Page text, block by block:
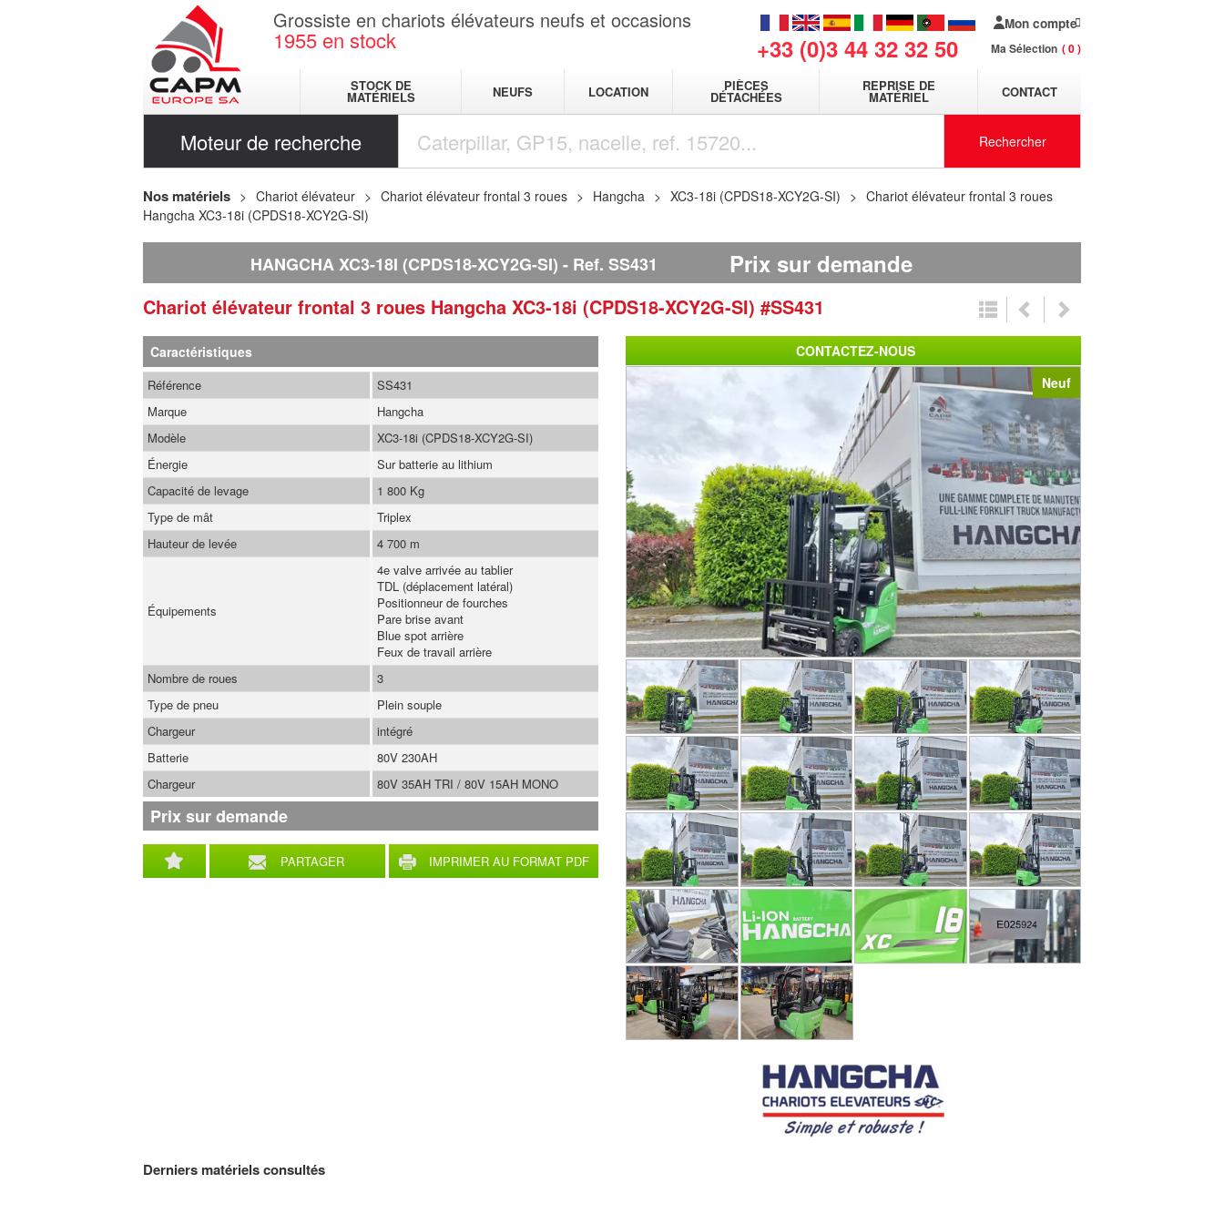
Grossiste en chariots élévateurs neufs et occasions
1955 en stock +33 (0)3 44 32 32 50
Mon compte
Ma Sélection 0
STOCK DE
MATÉRIELS NEUFS LOCATION PIÈCES
DÉTACHÉES
REPRISE DE
MATÉRIEL CONTACT
Moteur de recherche Rechercher
Nos matériels Chariot élévateur Chariot élévateur frontal 3 roues Hangcha XC3-18i (CPDS18-XCY2G-SI)
Chariot élévateur frontal 3 roues
Hangcha XC3-18i (CPDS18-XCY2G-SI)
HANGCHA XC3-18I (CPDS18-XCY2G-SI) Ref. SS431 Prix sur demande
Chariot élévateur frontal 3 roues Hangcha XC3-18i (CPDS18-XCY2G-SI) #SS431
Neuf
Caractéristiques
PARTAGER IMPRIMER AU FORMAT PDF
Référence
SS431
Marque
Hangcha
Modèle
XC3-18i (CPDS18-XCY2G-SI)
Énergie
Sur batterie au lithium
Capacité de levage
1 800 Kg
Type de mât
Triplex
Hauteur de levée
4 700 m
Équipements
4e valve arrivée au tablier
TDL (déplacement latéral)
Positionneur de fourches
Pare brise avant
Blue spot arrière
Feux de travail arrière
Nombre de roues
3
Type de pneu
Plein souple
Chargeur
intégré
Batterie
80V 230AH
Chargeur
80V 35AH TRI / 80V 15AH MONO
Prix sur demande
CONTACTEZ-NOUS
Derniers matériels consultés